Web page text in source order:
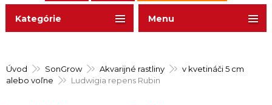
Úvod SonGrow Akvarijné rastliny
v kvetináči 5 cm
alebo voľne
Ludwigia repens Rubin
Kategórie Menu